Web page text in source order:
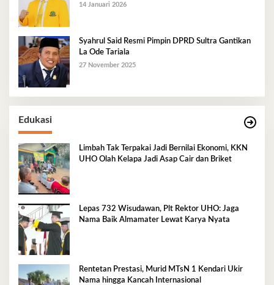
14 Januari 2026
Syahrul Said Resmi Pimpin DPRD Sultra Gantikan
La Ode Tariala
27 November 2025
Edukasi
Limbah Tak Terpakai Jadi Bernilai Ekonomi, KKN
UHO Olah Kelapa Jadi Asap Cair dan Briket
Lepas 732 Wisudawan, Plt Rektor UHO: Jaga
Nama Baik Almamater Lewat Karya Nyata
Rentetan Prestasi, Murid MTsN 1 Kendari Ukir
Nama hingga Kancah Internasional